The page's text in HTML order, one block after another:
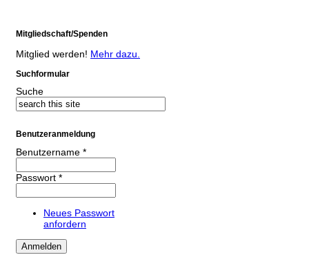
Mitgliedschaft/Spenden
Mitglied werden! Mehr dazu.
Suchformular
Suche
Benutzeranmeldung
Benutzername *
Passwort *
Neues Passwort
anfordern